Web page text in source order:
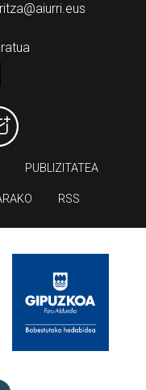
PUBLIZITATEA
RSS